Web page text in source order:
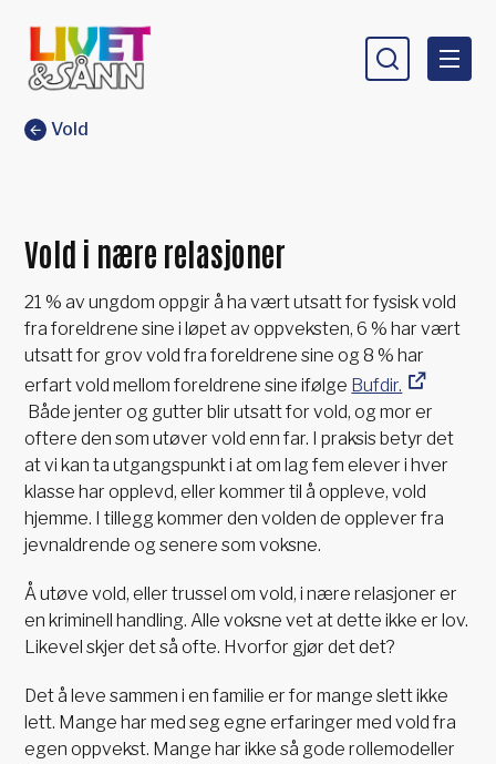
Du er her:
Vold
Vold i nære relasjoner
21 % av ungdom oppgir å ha vært utsatt for fysisk vold
fra foreldrene sine i løpet av oppveksten, 6 % har vært
utsatt for grov vold fra foreldrene sine og 8 % har
erfart vold mellom foreldrene sine ifølge Bufdir.
Både jenter og gutter blir utsatt for vold, og mor er
oftere den som utøver vold enn far. I praksis betyr det
at vi kan ta utgangspunkt i at om lag fem elever i hver
klasse har opplevd, eller kommer til å oppleve, vold
hjemme. I tillegg kommer den volden de opplever fra
jevnaldrende og senere som voksne.
Å utøve vold, eller trussel om vold, i nære relasjoner er
en kriminell handling. Alle voksne vet at dette ikke er lov.
Likevel skjer det så ofte. Hvorfor gjør det det?
Det å leve sammen i en familie er for mange slett ikke
lett. Mange har med seg egne erfaringer med vold fra
egen oppvekst. Mange har ikke så gode rollemodeller